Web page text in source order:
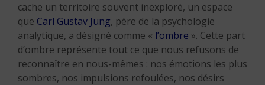
cache un territoire souvent inexploré, un espace
que Carl Gustav Jung, père de la psychologie
analytique, a désigné comme « l’ombre ». Cette part
d’ombre représente tout ce que nous refusons de
reconnaître en nous-mêmes : nos émotions les plus
sombres, nos impulsions refoulées, nos désirs